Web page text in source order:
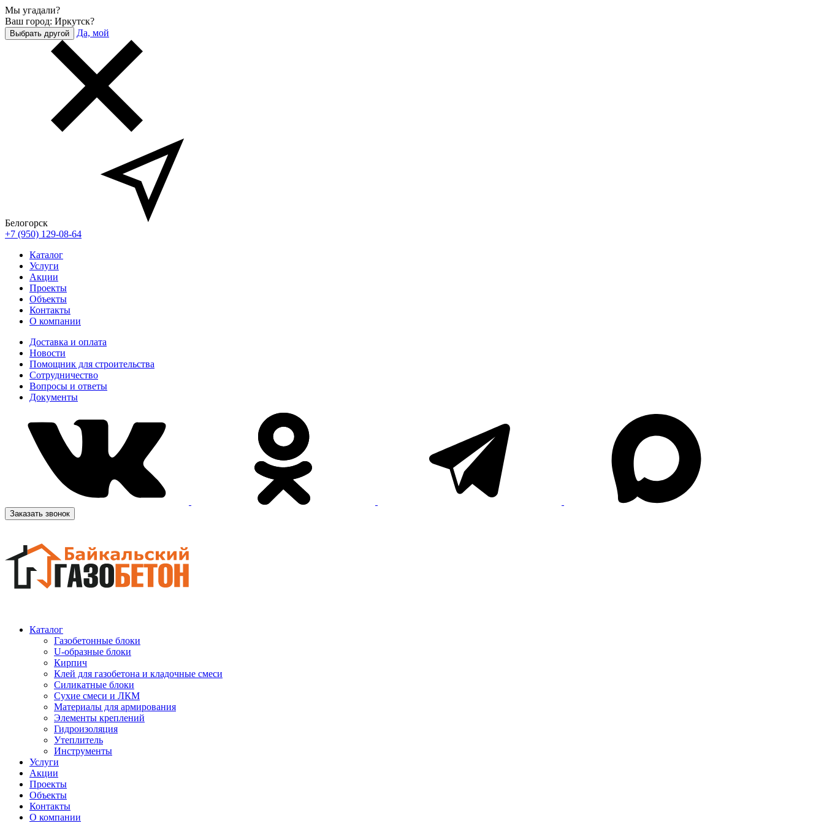
Мы угадали?
Ваш город: Иркутск?
Выбрать другой Да, мой
Белогорск
+7 (950) 129-08-64
Каталог
Услуги
Акции
Проекты
Объекты
Контакты
О компании
Доставка и оплата
Новости
Помощник для строительства
Сотрудничество
Вопросы и ответы
Документы
Заказать звонок
Каталог
Газобетонные блоки
U-образные блоки
Кирпич
Клей для газобетона и кладочные смеси
Силикатные блоки
Сухие смеси и ЛКМ
Материалы для армирования
Элементы креплений
Гидроизоляция
Утеплитель
Инструменты
Услуги
Акции
Проекты
Объекты
Контакты
О компании